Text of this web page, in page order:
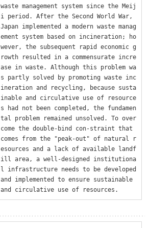
waste management system since the Meij
i period. After the Second World War,
Japan implemented a modern waste manag
ement system based on incineration; ho
wever, the subsequent rapid economic g
rowth resulted in a commensurate incre
ase in waste. Although this problem wa
s partly solved by promoting waste inc
ineration and recycling, because susta
inable and circulative use of resource
s had not been completed, the fundamen
tal problem remained unsolved. To over
come the double-bind con-straint that
comes from the "peak-out" of natural r
esources and a lack of available landf
ill area, a well-designed institutiona
l infrastructure needs to be developed
and implemented to ensure sustainable
and circulative use of resources.